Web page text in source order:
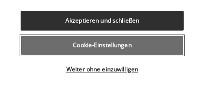
KONTAKTIEREN SIE UNS
043 508 19 00
Cookie-Einstellungen
Weiter ohne einzuwilligen
Akzeptieren und schließen